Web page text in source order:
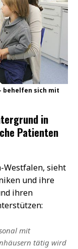
behelfen sich mit
in
Patienten
Westfalen, sieht
und ihre
ihren
mit
tätig wird